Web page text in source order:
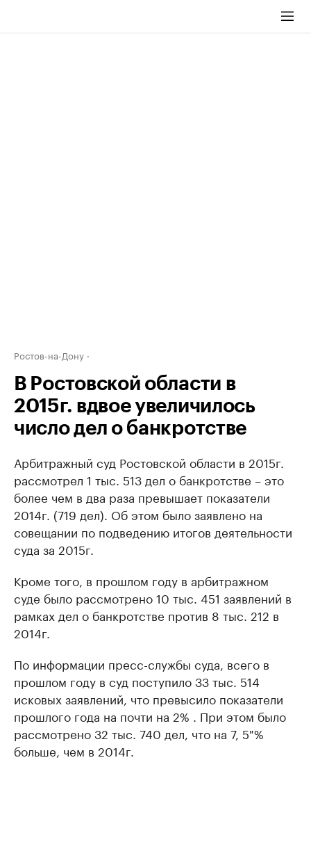
Ростов-на-Дону
В Ростовской области в
2015г. вдвое увеличилось
число дел о банкротстве
Арбитражный суд Ростовской области в 2015г.
рассмотрел 1 тыс. 513 дел о банкротстве – это
более чем в два раза превышает показатели
2014г. (719 дел). Об этом было заявлено на
совещании по подведению итогов деятельности
суда за 2015г.
Кроме того, в прошлом году в арбитражном
суде было рассмотрено 10 тыс. 451 заявлений в
рамках дел о банкротстве против 8 тыс. 212 в
2014г.
По информации пресс-службы суда, всего в
прошлом году в суд поступило 33 тыс. 514
исковых заявлений, что превысило показатели
прошлого года на почти на 2% . При этом было
рассмотрено 32 тыс. 740 дел, что на 7, 5 %
больше, чем в 2014г.